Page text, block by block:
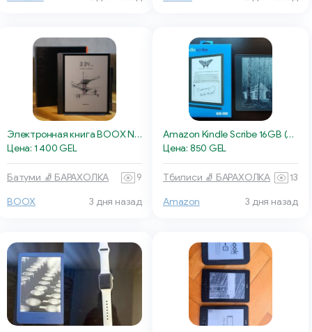
Электронная книга BOOX Note Air5 C
Цена: 1 400 GEL
Батуми 🧦 БАРАХОЛКА 9
BOOX 3 дня назад
Amazon Kindle Scribe 16GB (Basic Pen)
Цена: 850 GEL
Тбилиси 🧦 БАРАХОЛКА 13
Amazon 3 дня назад